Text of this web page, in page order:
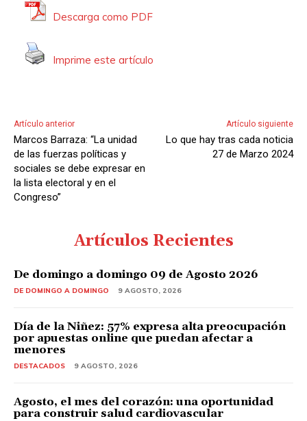
Descarga como PDF
Imprime este artículo
Artículo anterior
Marcos Barraza: “La unidad
de las fuerzas políticas y
sociales se debe expresar en
la lista electoral y en el
Congreso”
Artículo siguiente
Lo que hay tras cada noticia
27 de Marzo 2024
Artículos Recientes
De domingo a domingo 09 de Agosto 2026
DE DOMINGO A DOMINGO 9 AGOSTO, 2026
Día de la Niñez: 57% expresa alta preocupación
por apuestas online que puedan afectar a
menores
DESTACADOS 9 AGOSTO, 2026
Agosto, el mes del corazón: una oportunidad
para construir salud cardiovascular